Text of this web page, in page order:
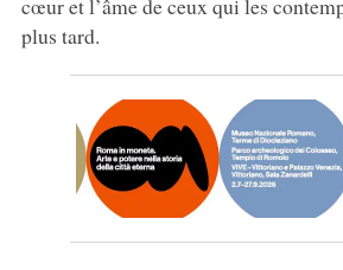
plus tard.